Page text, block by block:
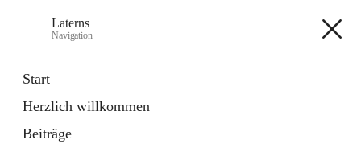
Laterns
Navigation
Start
Herzlich willkommen
Beiträge
11 Schnellzugriffe